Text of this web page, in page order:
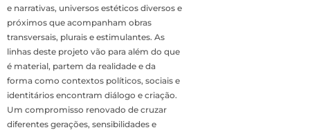
e narrativas, universos estéticos diversos e
próximos que acompanham obras
transversais, plurais e estimulantes. As
linhas deste projeto vão para além do que
é material, partem da realidade e da
forma como contextos políticos, sociais e
identitários encontram diálogo e criação.
Um compromisso renovado de cruzar
diferentes gerações, sensibilidades e